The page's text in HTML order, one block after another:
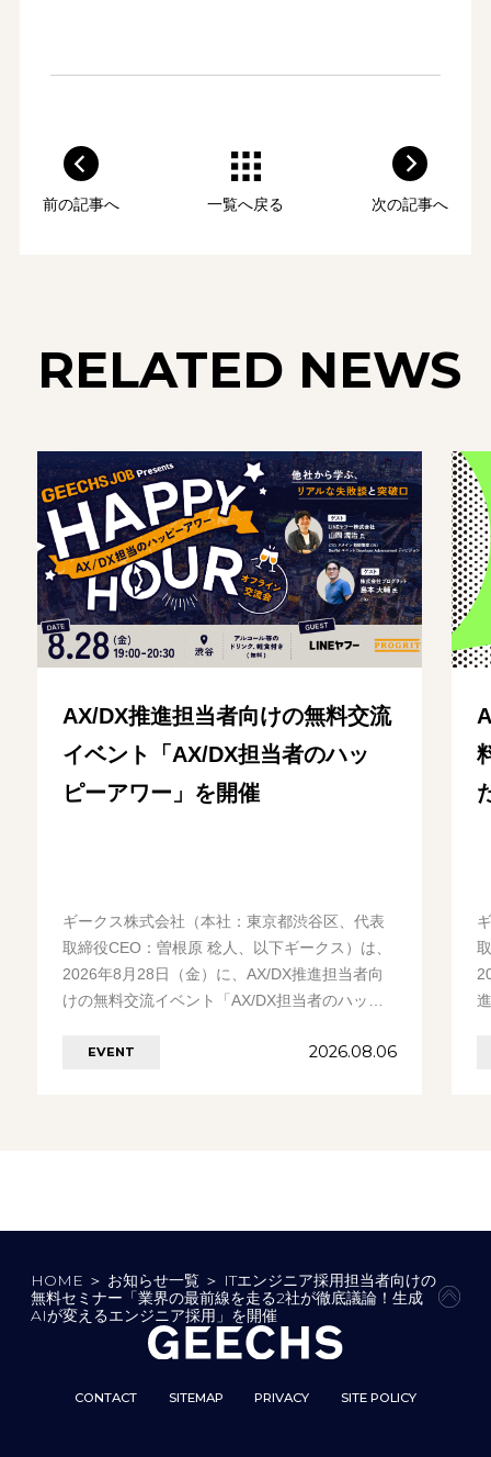
前の記事へ 一覧へ戻る 次の記事へ
RELATED NEWS
AX/DX推進担当者向けの無料交流
イベント「AX/DX担当者のハッ
ピーアワー」を開催
ギークス株式会社（本社：東京都渋谷区、代表
取締役CEO：曽根原 稔人、以下ギークス）は、
2026年8月28日（金）に、AX/DX推進担当者向
けの無料交流イベント「AX/DX担当者のハッ
続きを見る
EVENT 2026.08.06
HOME ＞ お知らせ一覧＞ ITエンジニア採用担当者向けの
無料セミナー「業界の最前線を走る2社が徹底議論！生成
AIが変えるエンジニア採用」を開催
CONTACT SITEMAP PRIVACY SITE POLICY